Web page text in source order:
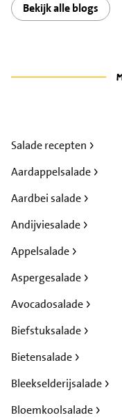
Bekijk alle blogs
Salade recepten
Aardappelsalade
Aardbei salade
Andijviesalade
Appelsalade
Aspergesalade
Avocadosalade
Biefstuksalade
Bietensalade
Bleekselderijsalade
Bloemkoolsalade